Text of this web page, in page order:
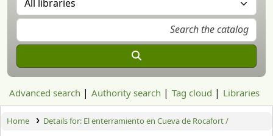
Advanced search Authority search Tag cloud Libraries
Home Details for: El enterramiento en Cueva de Rocafort /